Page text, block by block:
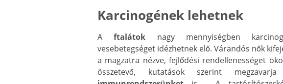
Karcinogének lehetnek
Aftalátok nagy mennyiségben
vesebetegséget idézhetnek elő. Várandós nők
a magzatra nézve, fejlődési rendellenességet
összetevő, kutatások szerint